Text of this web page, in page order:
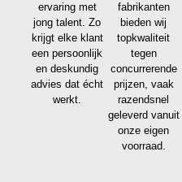
ervaring met
jong talent. Zo
krijgt elke klant
een persoonlijk
en deskundig
advies dat écht
werkt.
fabrikanten
bieden wij
topkwaliteit
tegen
concurrerende
prijzen, vaak
razendsnel
geleverd vanuit
onze eigen
voorraad.